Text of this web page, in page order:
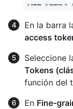
En la barra
access
Seleccione
Tokens
función del
En Fine-